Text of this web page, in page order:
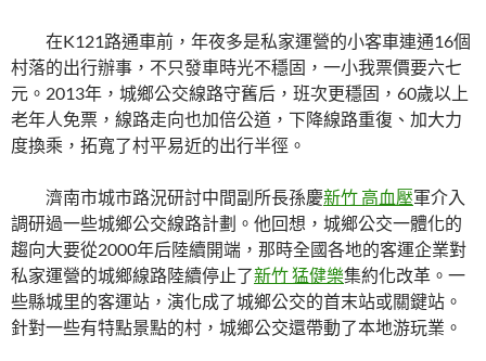
在K121路通車前，年夜多是私家運營的小客車連通16個
村落的出行辦事，不只發車時光不穩固，一小我票價要六七
元。2013年，城鄉公交線路守舊后，班次更穩固，60歲以上
老年人免票，線路走向也加倍公道，下降線路重復、加大力
度換乘，拓寬了村平易近的出行半徑。
濟南市城市路況研討中間副所長孫慶新竹 高血壓軍介入
調研過一些城鄉公交線路計劃。他回想，城鄉公交一體化的
趨向大要從2000年后陸續開端，那時全國各地的客運企業對
私家運營的城鄉線路陸續停止了新竹 猛健樂集約化改革。一
些縣城里的客運站，演化成了城鄉公交的首末站或關鍵站。
針對一些有特點景點的村，城鄉公交還帶動了本地游玩業。